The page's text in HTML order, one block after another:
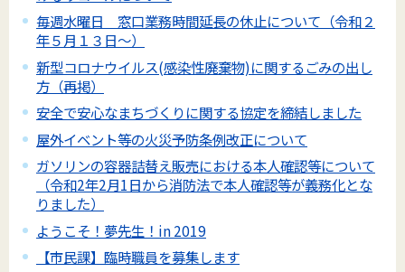
毎週水曜日 窓口業務時間延長の休止について（令和２
年５月１３日～）
新型コロナウイルス(感染性廃棄物)に関するごみの出し
方（再掲）
安全で安心なまちづくりに関する協定を締結しました
屋外イベント等の火災予防条例改正について
ガソリンの容器詰替え販売における本人確認等について
（令和2年2月1日から消防法で本人確認等が義務化とな
りました）
ようこそ！夢先生！in 2019
【市民課】臨時職員を募集します